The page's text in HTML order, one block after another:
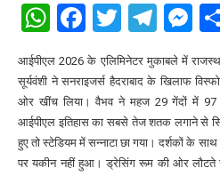
WhatsApp
Facebook
Twitter
आईपीएल 2026 के एलिमिनेटर मुकाबले में
सूर्यवंशी ने सनराइजर्स हैदराबाद के खिलाफ
ओर खींच लिया। वैभव ने महज 29 गेंदों में 97
आईपीएल इतिहास का सबसे तेज शतक लगाने से
हुए तो स्टेडियम में सन्नाटा छा गया। दर्शकों के
पर यकीन नहीं हुआ। ड्रेसिंग रूम की ओर